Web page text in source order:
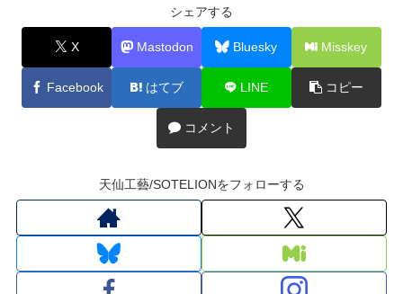
シェアする
X Mastodon Bluesky Misskey
Facebook はてブ LINE コピー
コメント
天仙工藝/SOTELIONをフォローする